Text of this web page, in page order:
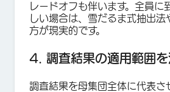
レードオフも伴います。全員に
しい場合は、雪だるま式抽出法
方が現実的です。
4. 調査結果の適用範囲を
調査結果を母集団全体に代表さ